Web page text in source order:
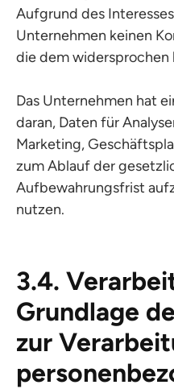
Aufgrund des
Unternehmen keinen
die dem widersprochen
Das Unternehmen hat
daran, Daten für
Marketing,
zum Ablauf der
Aufbewahrungsfrist
nutzen.
3.4.
Grundlage
zur